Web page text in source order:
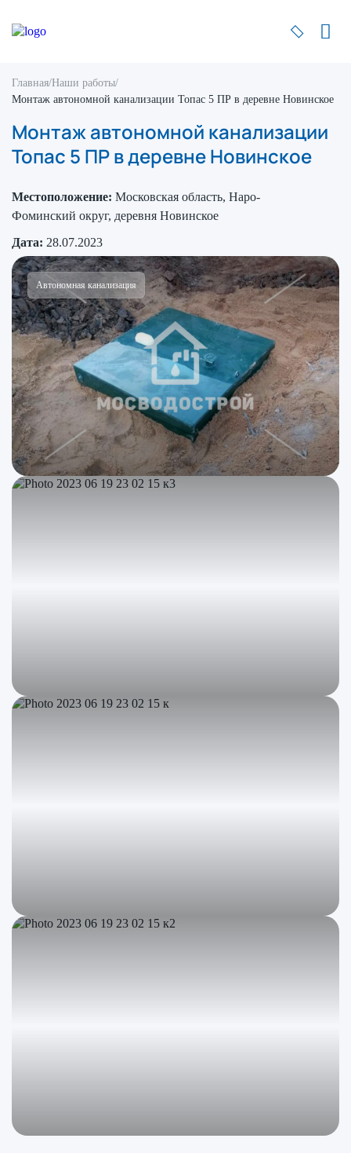
Главная/Наши работы/
Монтаж автономной канализации Топас 5 ПР в деревне Новинское
Монтаж автономной канализации
Топас 5 ПР в деревне Новинское
Местоположение: Московская область, Наро-
Фоминский округ, деревня Новинское
Дата: 28.07.2023
Автономная канализация